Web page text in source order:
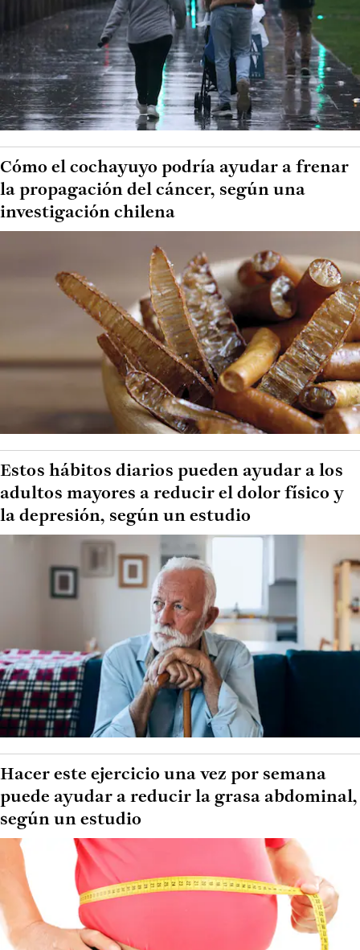
Cómo el cochayuyo podría ayudar a frenar
la propagación del cáncer, según una
investigación chilena
Estos hábitos diarios pueden ayudar a los
adultos mayores a reducir el dolor físico y
la depresión, según un estudio
Hacer este ejercicio una vez por semana
puede ayudar a reducir la grasa abdominal,
según un estudio